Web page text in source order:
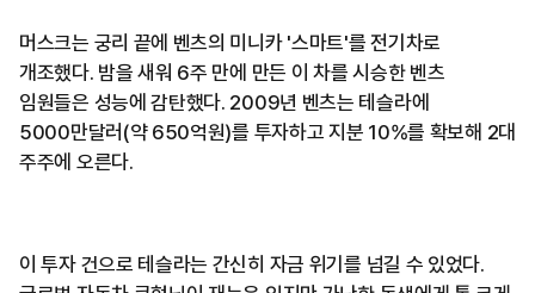
머스크는 궁리 끝에 벤츠의 미니카 '스마트'를 전기차로
개조했다. 밤을 새워 6주 만에 만든 이 차를 시승한 벤츠
임원들은 성능에 감탄했다. 2009년 벤츠는 테슬라에
5000만달러(약 650억원)를 투자하고 지분 10%를 확보해 2대
주주에 오른다.
이 투자 건으로 테슬라는 간신히 자금 위기를 넘길 수 있었다.